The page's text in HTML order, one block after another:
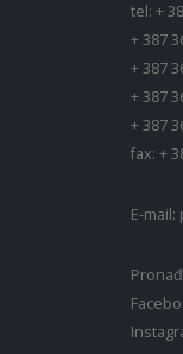
tel: +
+ 387
+ 387
+ 387
+ 387
fax: +
E-mail: